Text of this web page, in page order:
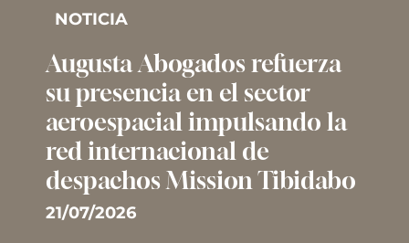
NOTICIA
Augusta Abogados refuerza
su presencia en el sector
aeroespacial impulsando la
red internacional de
despachos Mission Tibidabo
21/07/2026